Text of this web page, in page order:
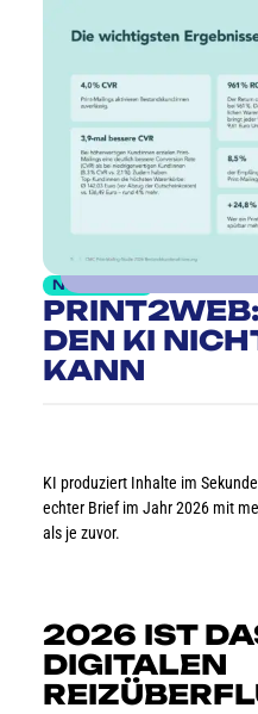
Newsroom
DEN KI
KANN
KI produziert Inhalte im
echter Brief im Jahr 2026 mit
als je zuvor.
2026 IST
DIGITALEN